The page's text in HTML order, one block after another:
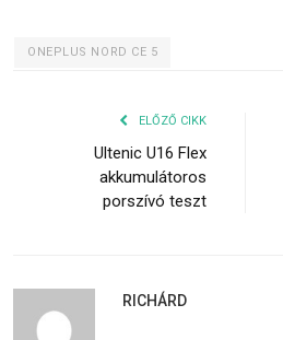
ONEPLUS NORD CE 5
ELŐZŐ CIKK
Ultenic U16 Flex
akkumulátoros
porszívó teszt
RICHÁRD